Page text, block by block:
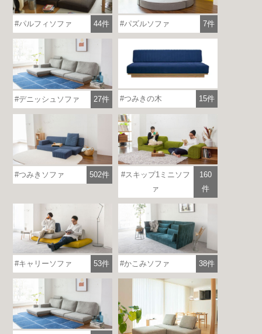
各地で出張ショールームを開催！
この機会にHAREMのソファをお試しくだ
さい。
※一部日時は予約制
詳しくはこちら
パルフィソファ 44件 パズルソファ 7件
デニッシュソファ 27件 つみきの木 15件
つみきソファ 502件
スキップ1ミニソフ
ァ
160
件
キャリーソファ 53件 かこみソファ 38件